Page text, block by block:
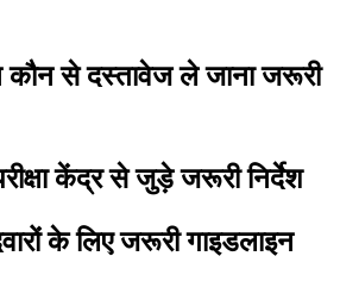
कौन से दस्तावेज ले जाना जरूरी
केंद्र से जुड़े जरूरी निर्देश
के लिए जरूरी गाइडलाइन